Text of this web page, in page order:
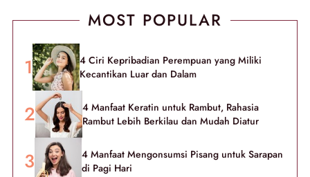
MOST POPULAR
4 Ciri Kepribadian Perempuan yang Miliki
Kecantikan Luar dan Dalam
4 Manfaat Keratin untuk Rambut, Rahasia
Rambut Lebih Berkilau dan Mudah Diatur
4 Manfaat Mengonsumsi Pisang untuk Sarapan
di Pagi Hari